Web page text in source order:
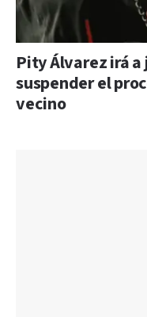
Pity Álvarez irá
suspender el
vecino